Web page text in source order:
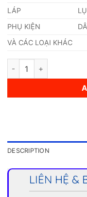
LÁP
PHỤ KIỆN
VÀ CÁC LOẠI KHÁC
Lưới Inox 304 Đan
DESCRIPTION
LIÊN HỆ &